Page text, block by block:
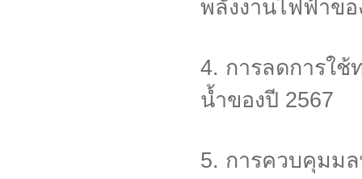
พลังงานไฟฟ้า
4. การลดการใช้
น้ำของปี 2567
5. การควบคุมม